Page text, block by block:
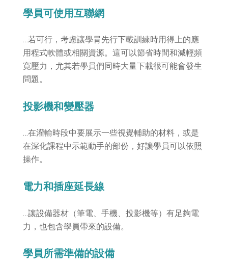
學員可使用互聯網
…若可行，考慮讓學肙先行下載訓練時用得上的應
用程式軟體或相關資源。這可以節省時間和減輕頻
寛壓力，尤其若學員們同時大量下載很可能會發生
問題。
投影機和變壓器
…在灌輸時段中要展示一些視覺輔助的材料，或是
在深化課程中示範動手的部份，好讓學員可以依照
操作。
電力和插座延長線
…讓設備器材（筆電、手機、投影機等）有足夠電
力，也包含學員帶來的設備。
學員所需準備的設備